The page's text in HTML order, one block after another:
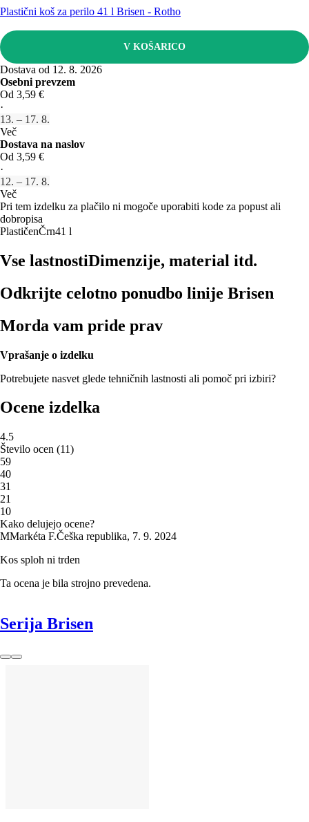
Plastični koš za perilo 41 l Brisen - Rotho
V KOŠARICO
Dostava od 12. 8. 2026
Osebni prevzem
Od 3,59 €
·
13. – 17. 8.
Več
Dostava na naslov
Od 3,59 €
·
12. – 17. 8.
Več
Pri tem izdelku za plačilo ni mogoče uporabiti kode za popust ali
dobropisa
PlastičenČrn41 l
Vse lastnostiDimenzije, material itd.
Odkrijte celotno ponudbo linije Brisen
Morda vam pride prav
Vprašanje o izdelku
Potrebujete nasvet glede tehničnih lastnosti ali pomoč pri izbiri?
Ocene izdelka
4.5
Število ocen (11)
59
40
31
21
10
Kako delujejo ocene?
MMarkéta F.Češka republika, 7. 9. 2024
Kos sploh ni trden
Ta ocena je bila strojno prevedena.
Serija Brisen